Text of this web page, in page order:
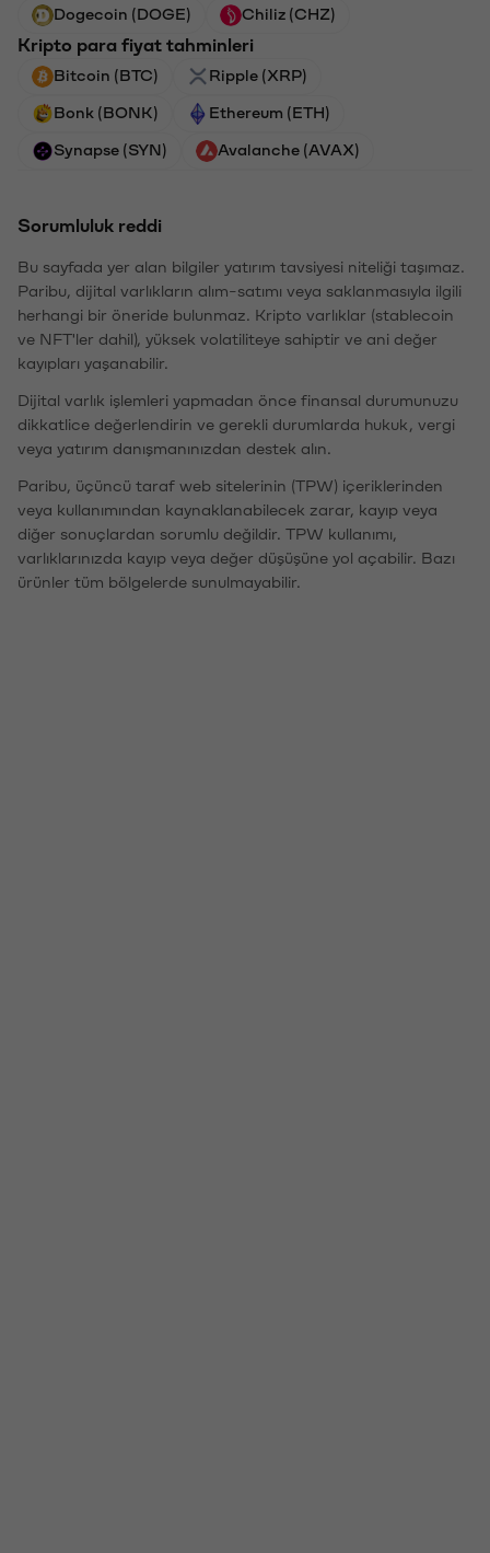
Dogecoin (DOGE) Chiliz (CHZ)
Kripto para fiyat tahminleri
Bitcoin (BTC) Ripple (XRP)
Bonk (BONK) Ethereum (ETH)
Synapse (SYN) Avalanche (AVAX)
Sorumluluk reddi
Bu sayfada yer alan bilgiler yatırım tavsiyesi niteliği taşımaz.
Paribu, dijital varlıkların alım-satımı veya saklanmasıyla ilgili
herhangi bir öneride bulunmaz. Kripto varlıklar (stablecoin
ve NFT'ler dahil), yüksek volatiliteye sahiptir ve ani değer
kayıpları yaşanabilir.
Dijital varlık işlemleri yapmadan önce finansal durumunuzu
dikkatlice değerlendirin ve gerekli durumlarda hukuk, vergi
veya yatırım danışmanınızdan destek alın.
Paribu, üçüncü taraf web sitelerinin (TPW) içeriklerinden
veya kullanımından kaynaklanabilecek zarar, kayıp veya
diğer sonuçlardan sorumlu değildir. TPW kullanımı,
varlıklarınızda kayıp veya değer düşüşüne yol açabilir. Bazı
ürünler tüm bölgelerde sunulmayabilir.